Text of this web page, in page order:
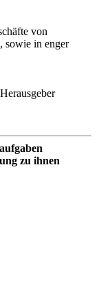
von
sowie in enger
zu ihnen